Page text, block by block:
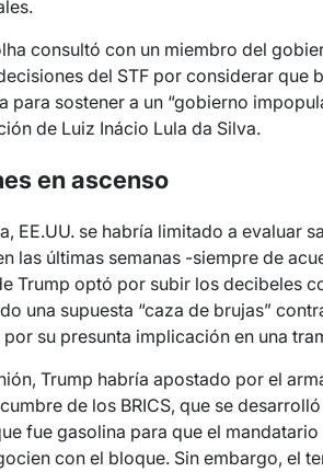
consultó con un miembro del
del STF por considerar que
para sostener a un “gobierno
de Luiz Inácio Lula da Silva.
en ascenso
EE.UU. se habría limitado a evaluar
las últimas semanas -siempre de
Trump optó por subir los decibeles
una supuesta “caza de brujas”
su presunta implicación en una
Trump habría apostado por el
de los BRICS, que se
fue gasolina para que el
con el bloque. Sin embargo, el